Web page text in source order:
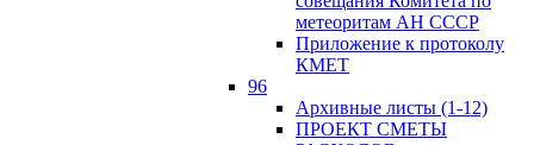
метеоритам АН СССР
Приложение к протоколу
КМЕТ
96
Архивные листы (1-12)
ПРОЕКТ СМЕТЫ